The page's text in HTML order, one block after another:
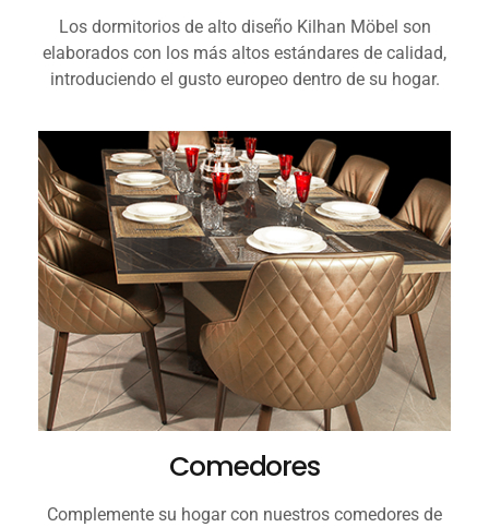
Los dormitorios de alto diseño Kilhan Möbel son
elaborados con los más altos estándares de calidad,
introduciendo el gusto europeo dentro de su hogar.
Comedores
Complemente su hogar con nuestros comedores de